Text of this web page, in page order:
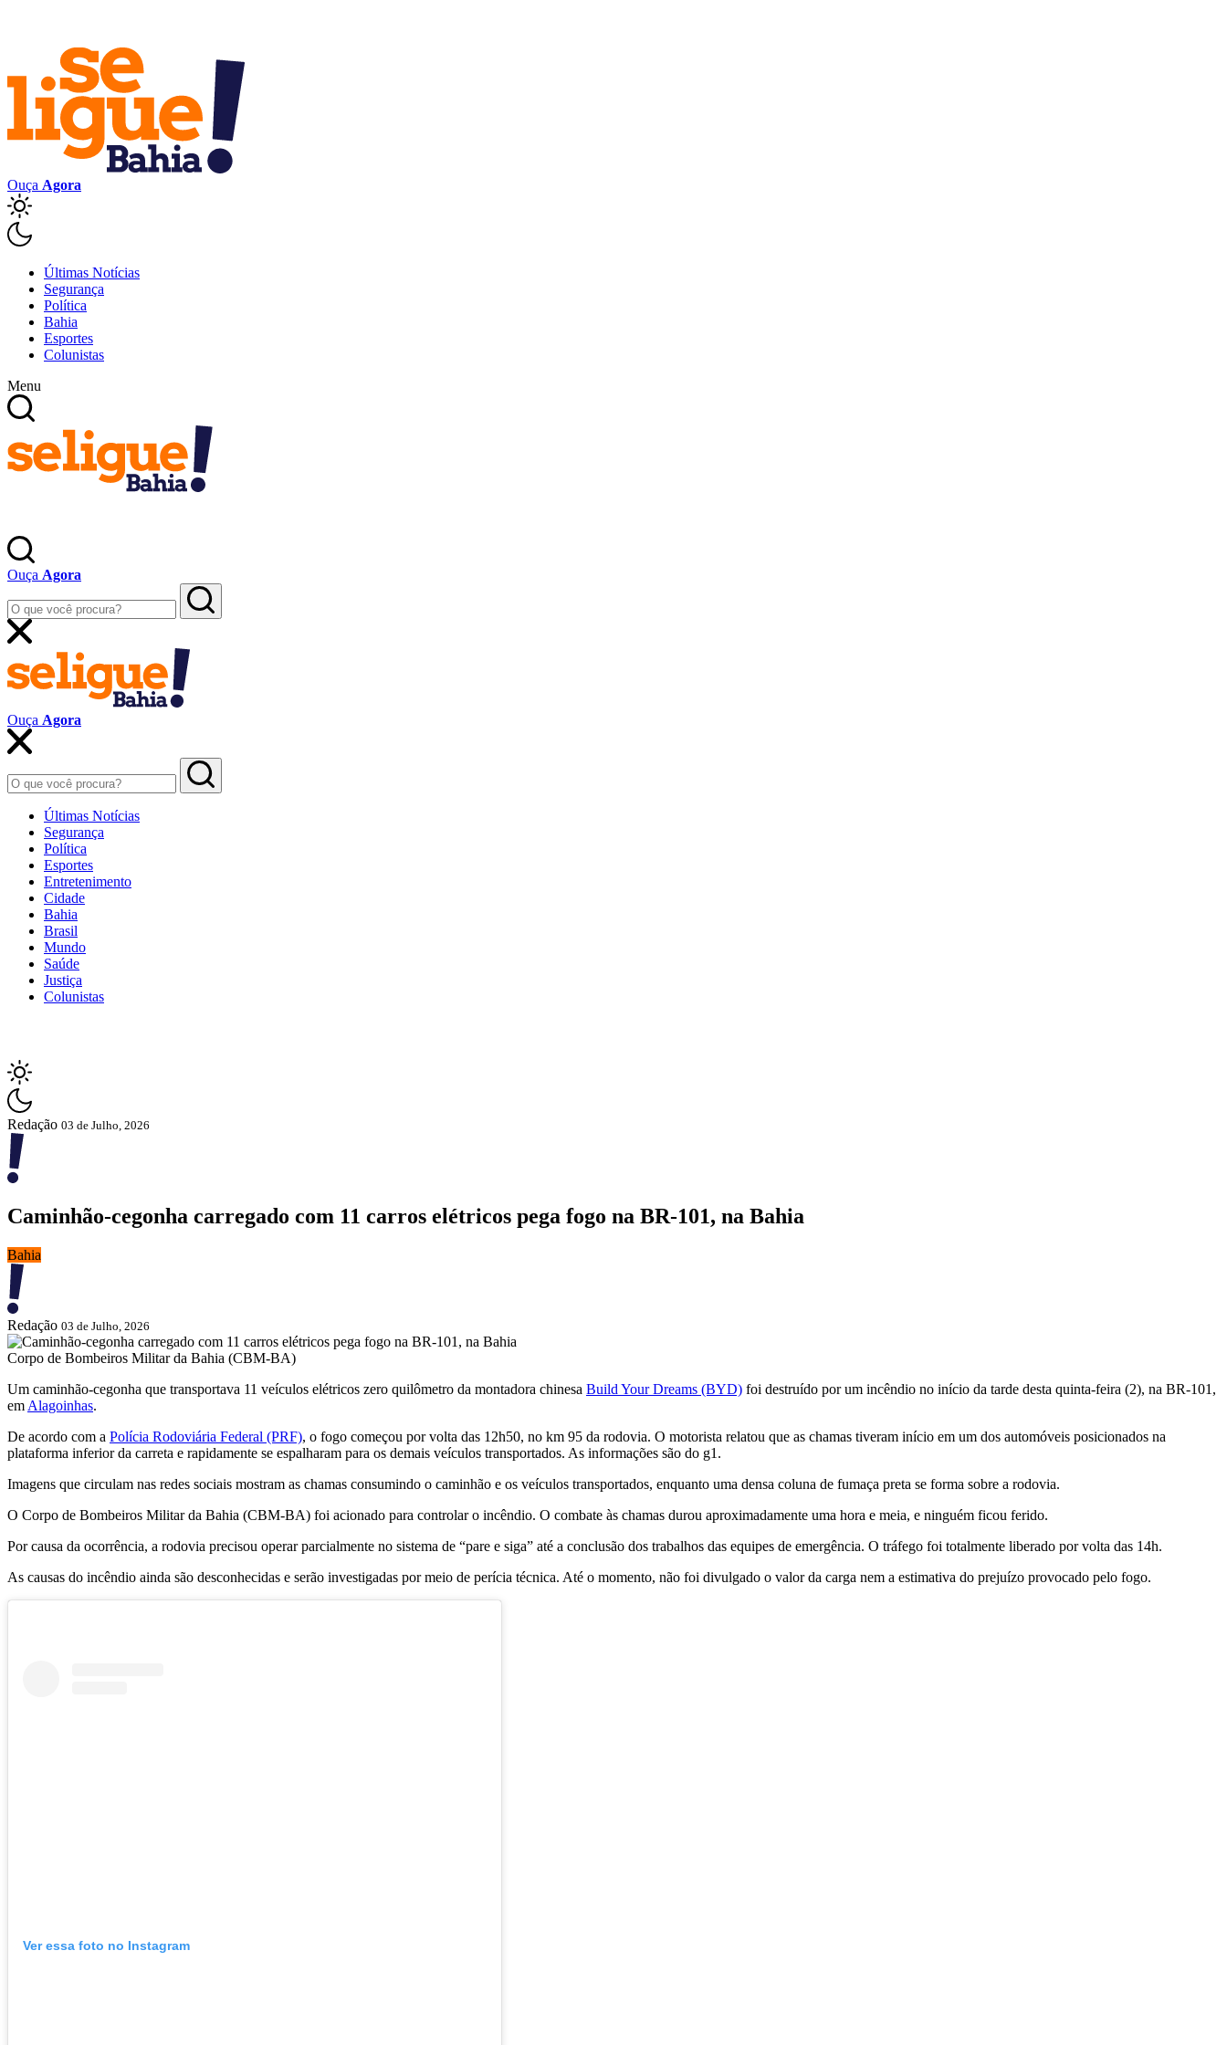
Ouça Agora
Últimas Notícias
Segurança
Política
Bahia
Esportes
Colunistas
Menu
Ouça Agora
Ouça Agora
Últimas Notícias
Segurança
Política
Esportes
Entretenimento
Cidade
Bahia
Brasil
Mundo
Saúde
Justiça
Colunistas
Redação 03 de Julho, 2026
Caminhão-cegonha carregado com 11 carros elétricos pega fogo na BR-101, na Bahia
Bahia
Redação 03 de Julho, 2026
Corpo de Bombeiros Militar da Bahia (CBM-BA)
Um caminhão-cegonha que transportava 11 veículos elétricos zero quilômetro da montadora chinesa Build Your Dreams (BYD) foi destruído por um incêndio no início da tarde desta quinta-feira (2), na BR-101,
em Alagoinhas.
De acordo com a Polícia Rodoviária Federal (PRF), o fogo começou por volta das 12h50, no km 95 da rodovia. O motorista relatou que as chamas tiveram início em um dos automóveis posicionados na
plataforma inferior da carreta e rapidamente se espalharam para os demais veículos transportados. As informações são do g1.
Imagens que circulam nas redes sociais mostram as chamas consumindo o caminhão e os veículos transportados, enquanto uma densa coluna de fumaça preta se forma sobre a rodovia.
O Corpo de Bombeiros Militar da Bahia (CBM-BA) foi acionado para controlar o incêndio. O combate às chamas durou aproximadamente uma hora e meia, e ninguém ficou ferido.
Por causa da ocorrência, a rodovia precisou operar parcialmente no sistema de “pare e siga” até a conclusão dos trabalhos das equipes de emergência. O tráfego foi totalmente liberado por volta das 14h.
As causas do incêndio ainda são desconhecidas e serão investigadas por meio de perícia técnica. Até o momento, não foi divulgado o valor da carga nem a estimativa do prejuízo provocado pelo fogo.
Ver essa foto no Instagram